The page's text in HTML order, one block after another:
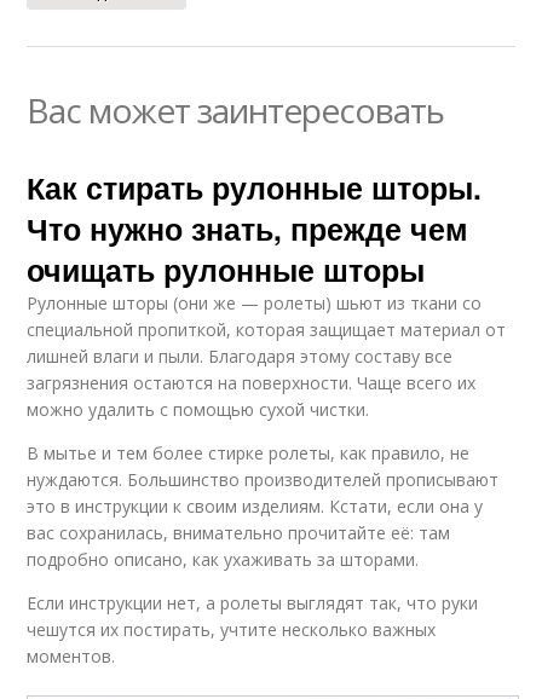
Вас может заинтересовать
Как стирать рулонные шторы.
Что нужно знать, прежде чем
очищать рулонные шторы
Рулонные шторы (они же — ролеты) шьют из ткани со
специальной пропиткой, которая защищает материал от
лишней влаги и пыли. Благодаря этому составу все
загрязнения остаются на поверхности. Чаще всего их
можно удалить с помощью сухой чистки.
В мытье и тем более стирке ролеты, как правило, не
нуждаются. Большинство производителей прописывают
это в инструкции к своим изделиям. Кстати, если она у
вас сохранилась, внимательно прочитайте её: там
подробно описано, как ухаживать за шторами.
Если инструкции нет, а ролеты выглядят так, что руки
чешутся их постирать, учтите несколько важных
моментов.